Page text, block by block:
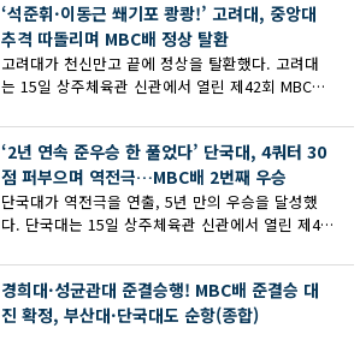
‘석준휘·이동근 쐐기포 쾅쾅!’ 고려대, 중앙대
추격 따돌리며 MBC배 정상 탈환
고려대가 천신만고 끝에 정상을 탈환했다. 고려대
는 15일 상주체육관 신관에서 열린 제42회 MBC배
추격을 따돌리며 73-62로 승리했다.
‘2년 연속 준우승 한 풀었다’ 단국대, 4쿼터 30
점 퍼부으며 역전극…MBC배 2번째 우승
단국대가 역전극을 연출, 5년 만의 우승을 달성했
다. 단국대는 15일 상주체육관 신관에서 열린 제42
서 부산대에 73-67로 역전승했다.
경희대·성균관대 준결승행! MBC배 준결승 대
진 확정, 부산대·단국대도 순항(종합)